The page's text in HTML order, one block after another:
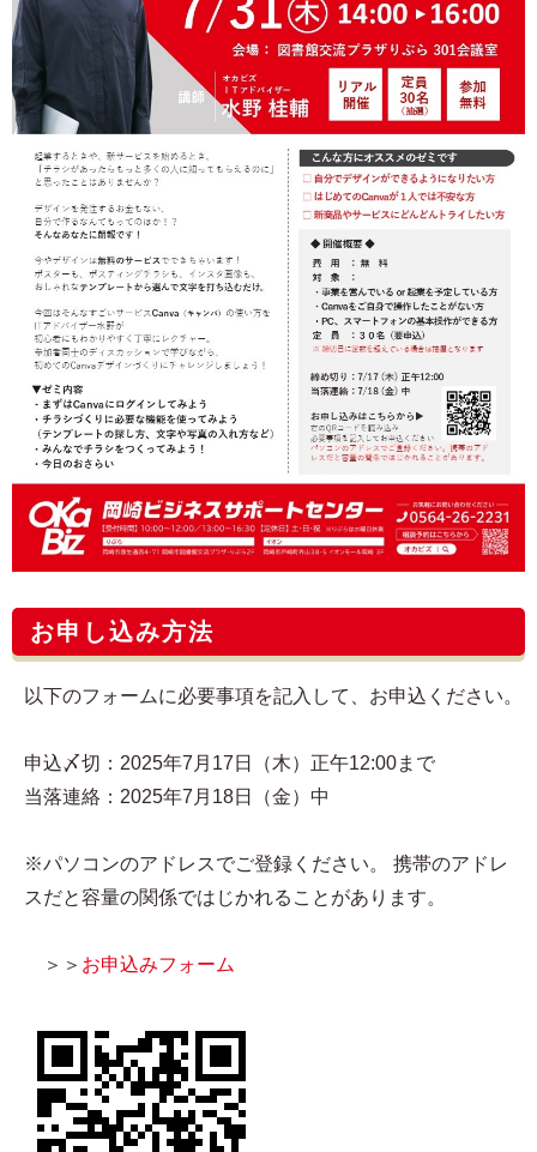
お申し込み方法
以下のフォームに必要事項を記入して、お申込ください。
申込〆切：2025年7月17日（木）正午12:00まで
当落連絡：2025年7月18日（金）中
※パソコンのアドレスでご登録ください。 携帯のアドレ
スだと容量の関係ではじかれることがあります。
＞＞ お申込みフォーム